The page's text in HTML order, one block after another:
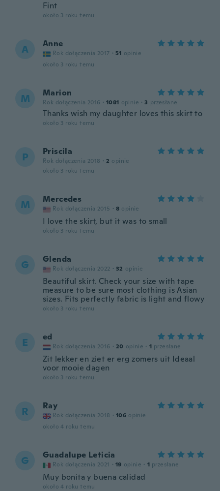
Fint
około 3 roku temu
A Anne
Rok dołączenia 2017 · 51 opinie
około 3 roku temu
M Marion
Rok dołączenia 2016 · 1081 opinie · 3 przesłane
Thanks wish my daughter loves this skirt to
około 3 roku temu
P Priscila
Rok dołączenia 2018 · 2 opinie
około 3 roku temu
M Mercedes
Rok dołączenia 2015 · 8 opinie
I love the skirt, but it was to small
około 3 roku temu
G Glenda
Rok dołączenia 2022 · 32 opinie
Beautiful skirt. Check your size with tape
measure to be sure most clothing is Asian
sizes. Fits perfectly fabric is light and flowy
około 3 roku temu
E ed
Rok dołączenia 2016 · 20 opinie · 1 przesłane
Zit lekker en ziet er erg zomers uit Ideaal
voor mooie dagen
około 3 roku temu
R Ray
Rok dołączenia 2018 · 106 opinie
około 4 roku temu
G Guadalupe Leticia
Rok dołączenia 2021 · 19 opinie · 1 przesłane
Muy bonita y buena calidad
około 4 roku temu